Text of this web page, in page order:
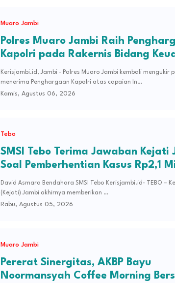
Muaro Jambi
Polres Muaro Jambi Raih
Kapolri pada Rakernis Bidang
Polda Jambi
Kerisjambi.id, Jambi - Polres Muaro Jambi kembali mengukir
menerima Penghargaan Kapolri atas capaian In…
Kamis, Agustus 06, 2026
Tebo
SMSI Tebo Terima Jawaban Kejati
Soal Pemberhentian Kasus Rp2,1
Temuan BPK di PUPR
David Asmara Bendahara SMSI Tebo Kerisjambi.id- TEBO –
(Kejati) Jambi akhirnya memberikan …
Rabu, Agustus 05, 2026
Muaro Jambi
Pererat Sinergitas, AKBP Bayu
Noormansyah Coffee Morning